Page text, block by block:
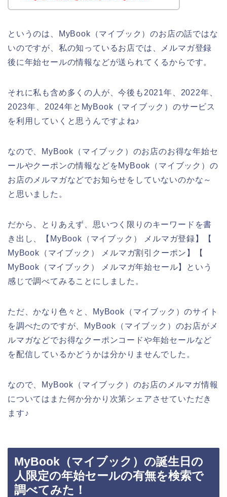
というのは、MyBook（マイブック）のお店の話ではな
いのですが、私の知っているお店では、メルマガ登録
後に年始セールの情報などが送られてくるからです。
それに私も含め多くの人が、今後も2021年、2022年、
2023年、2024年とMyBook（マイブック）のサービス
を利用していくと思うんですよね♪
なので、MyBook（マイブック）のお店のお得な年始セ
ールやクーポンの情報などをMyBook（マイブック）の
お店のメルマガなどでお知らせをしていないのかな～
と思いました。
だから、とりあえず、思いつく限りのキーワードを書
き出し、【MyBook（マイブック） メルマガ登録】【
MyBook（マイブック） メルマガ割引クーポン】【
MyBook（マイブック） メルマガ年始セール】という
感じで調べてみることにしました。
ただ、かなり色々と、MyBook（マイブック）のサイト
を調べたのですが、MyBook（マイブック）のお店がメ
ルマガなどでお得なクーポンコードや年始セールなど
を配信しているかどうかは分かりませんでした。
なので、MyBook（マイブック）のお店のメルマガ情報
についてはまた何か分かり次第シェアさせていただき
ます♪
MyBook（マイブック）の誕生日の
人限定の年始セールの有無を検索で
調べてみた！